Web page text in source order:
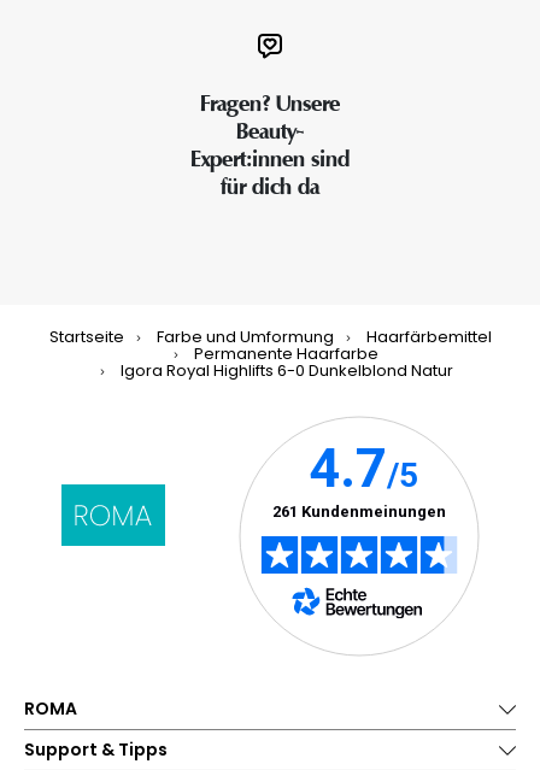
Fragen? Unsere
Beauty-
Expert:innen sind
für dich da
Startseite Farbe und Umformung Haarfärbemittel
Permanente Haarfarbe
Igora Royal Highlifts 6-0 Dunkelblond Natur
ROMA
Support & Tipps